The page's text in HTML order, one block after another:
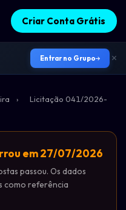
Criar Conta Grátis
Entrar no Grupo
›
Licitação 041/2026-
em 27/07/2026
passou. Os dados
como referência